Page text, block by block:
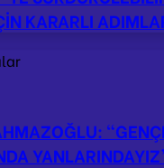
KARARLI